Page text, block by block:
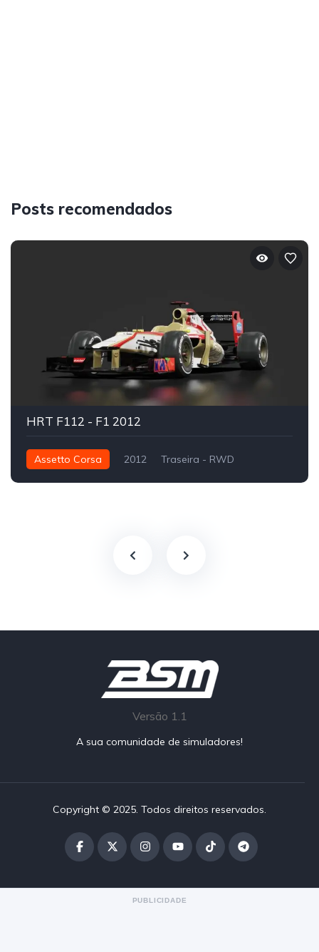
Posts recomendados
HRT F112 - F1 2012
Assetto Corsa 2012
Traseira - RWD
Versão 1.1
A sua comunidade de simuladores!
Copyright © 2025. Todos direitos reservados.
PUBLICIDADE